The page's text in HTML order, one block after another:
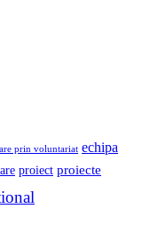
prin voluntariat echipa
proiect proiecte